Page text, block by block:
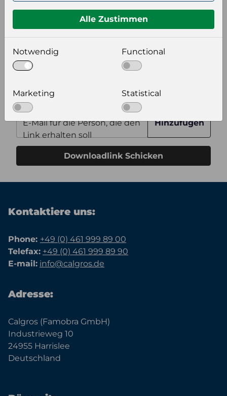
Zusätzliche Produktinformationen
Download auswählen
Zusätzliche Bilder
Keiner
E-Mail für die Person, die den
Link erhalten soll
Hinzufügen
Downloadlink Schicken
Kontaktiere uns:
Phone: +49 (0) 461 999 89 00
Telefax: +49 (0) 461 999 89 90
E-mail: info@calgros.de
Adresse:
Calgros (Famobra GmbH)
Industrieweg 10
24955 Harrislee
Deutschland
Alle Zustimmen
Notwendig Functional
Marketing Statistical